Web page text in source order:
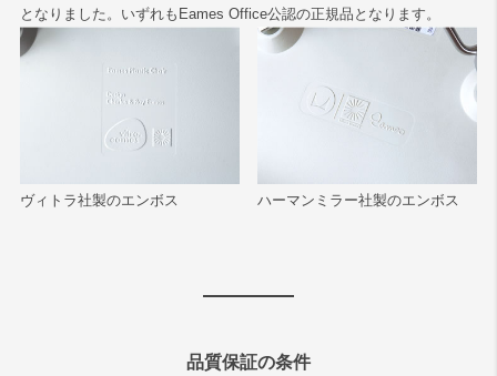
となりました。いずれもEames Office公認の正規品となります。
ヴィトラ社製のエンボス ハーマンミラー社製のエンボス
品質保証の条件